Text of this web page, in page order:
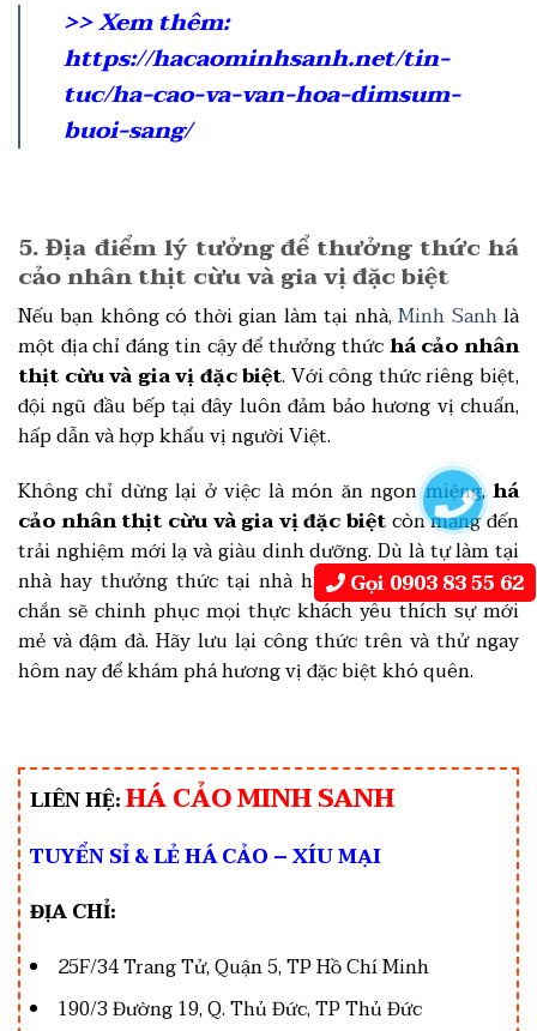
>> Xem thêm:
https://hacaominhsanh.net/tin-
tuc/ha-cao-va-van-hoa-dimsum-
buoi-sang/
5. Địa điểm lý tưởng để thưởng thức há
cảo nhân thịt cừu và gia vị đặc biệt
Nếu bạn không có thời gian làm tại nhà,Minh Sanhlà
một địa chỉ đáng tin cậy để thưởng thứchá cảo nhân
thịt cừu và gia vị đặc biệt. Với công thức riêng biệt,
đội ngũ đầu bếp tại đây luôn đảm bảo hương vị chuẩn,
hấp dẫn và hợp khẩu vị người Việt.
Không chỉ dừng lại ở việc là món ăn ngon miệng,há
cảo nhân thịt cừu và gia vị đặc biệtcòn mang đến
trải nghiệm mới lạ và giàu dinh dưỡng. Dù là tự làm tại
nhà hay thưởng thức tại nhà hàng, món ăn này chắc
chắn sẽ chinh phục mọi thực khách yêu thích sự mới
mẻ và đậm đà. Hãy lưu lại công thức trên và thử ngay
hôm nay để khám phá hương vị đặc biệt khó quên.
LIÊN HỆ:HÁ CẢO MINH SANH
TUYỂN SỈ & LẺ HÁ CẢO – XÍU MẠI
ĐỊA CHỈ:
25F/34 Trang Tử, Quận 5, TP Hồ Chí Minh
190/3 Đường 19, Q. Thủ Đức, TP Thủ Đức
Gọi 0903 83 55 62